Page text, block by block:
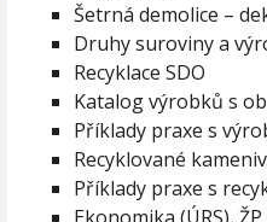
Šetrná demolice –
Druhy suroviny a
Recyklace SDO
Katalog výrobků s
Příklady praxe s
Recyklované
Příklady praxe s